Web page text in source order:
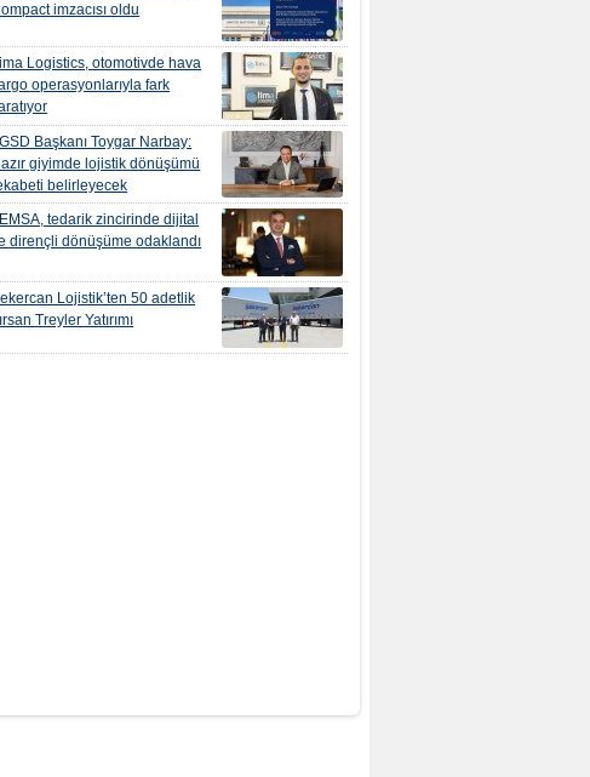
imzacısı oldu
Logistics, otomotivde hava
operasyonlarıyla fark
Başkanı Toygar Narbay:
giyimde lojistik dönüşümü
belirleyecek
tedarik zincirinde dijital
dirençli dönüşüme odaklandı
Lojistik’ten 50 adetlik
Treyler Yatırımı